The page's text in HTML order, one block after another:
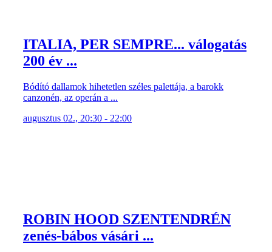
ITALIA, PER SEMPRE... válogatás
200 év ...
Bódító dallamok hihetetlen széles palettája, a barokk
canzonén, az operán a ...
augusztus 02., 20:30 - 22:00
ROBIN HOOD SZENTENDRÉN
zenés-bábos vásári ...